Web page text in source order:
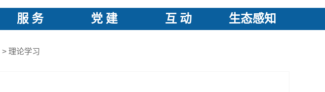
服 务 党 建 互 动 生态感知
> 理论学习